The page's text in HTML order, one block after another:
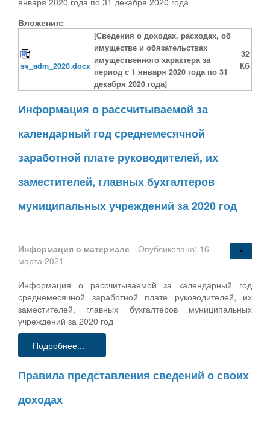
Вложения:
sv_adm_2020.docx
[Сведения о доходах, расходах, об
имуществе и обязательствах
имущественного характера за
период с 1 января 2020 года по 31
декабря 2020 года]
32
Кб
Информация о рассчитываемой за
календарный год среднемесячной
заработной плате руководителей, их
заместителей, главных бухгалтеров
муниципальных учреждений за 2020 год
Информация о материале
Опубликовано: 16
марта 2021
Информация о рассчитываемой за календарный год
среднемесячной заработной плате руководителей, их
заместителей, главных бухгалтеров муниципальных
учреждений за 2020 год
Подробнее...
Правила представления сведений о своих
доходах